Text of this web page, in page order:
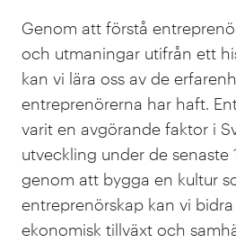
Genom att förstå
och utmaningar utifrån ett
kan vi lära oss av de
entreprenörerna har haft.
varit en avgörande faktor i
utveckling under de senaste
genom att bygga en kultur
entreprenörskap kan vi
ekonomisk tillväxt och